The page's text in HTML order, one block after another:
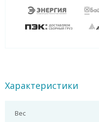
Характеристики
Вес